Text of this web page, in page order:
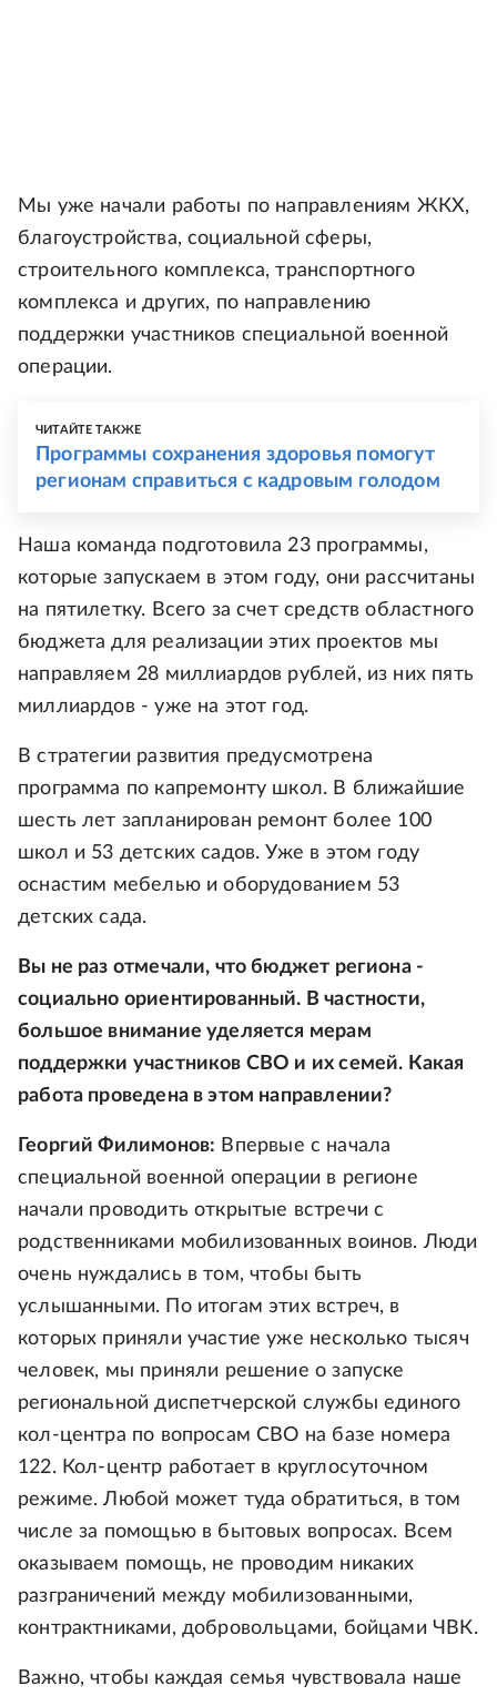
Мы уже начали работы по направлениям ЖКХ,
благоустройства, социальной сферы,
строительного комплекса, транспортного
комплекса и других, по направлению
поддержки участников специальной военной
операции.
ЧИТАЙТЕ ТАКЖЕ
Программы сохранения здоровья помогут
регионам справиться с кадровым голодом
Наша команда подготовила 23 программы,
которые запускаем в этом году, они рассчитаны
на пятилетку. Всего за счет средств областного
бюджета для реализации этих проектов мы
направляем 28 миллиардов рублей, из них пять
миллиардов - уже на этот год.
В стратегии развития предусмотрена
программа по капремонту школ. В ближайшие
шесть лет запланирован ремонт более 100
школ и 53 детских садов. Уже в этом году
оснастим мебелью и оборудованием 53
детских сада.
Вы не раз отмечали, что бюджет региона -
социально ориентированный. В частности,
большое внимание уделяется мерам
поддержки участников СВО и их семей. Какая
работа проведена в этом направлении?
Георгий Филимонов: Впервые с начала
специальной военной операции в регионе
начали проводить открытые встречи с
родственниками мобилизованных воинов. Люди
очень нуждались в том, чтобы быть
услышанными. По итогам этих встреч, в
которых приняли участие уже несколько тысяч
человек, мы приняли решение о запуске
региональной диспетчерской службы единого
кол-центра по вопросам СВО на базе номера
122. Кол-центр работает в круглосуточном
режиме. Любой может туда обратиться, в том
числе за помощью в бытовых вопросах. Всем
оказываем помощь, не проводим никаких
разграничений между мобилизованными,
контрактниками, добровольцами, бойцами ЧВК.
Важно, чтобы каждая семья чувствовала наше